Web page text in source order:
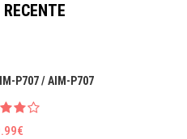
P707 / AIM-P707